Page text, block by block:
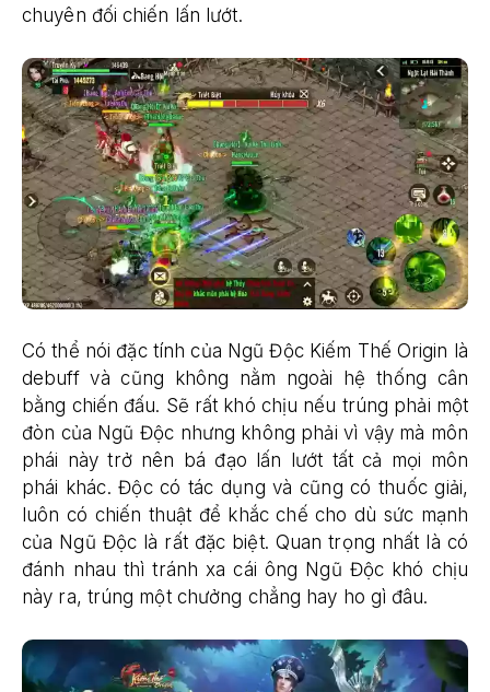
chuyên đối chiến lấn lướt.
Có thể nói đặc tính của Ngũ Độc Kiếm Thế Origin là
debuff và cũng không nằm ngoài hệ thống cân
bằng chiến đấu. Sẽ rất khó chịu nếu trúng phải một
đòn của Ngũ Độc nhưng không phải vì vậy mà môn
phái này trở nên bá đạo lấn lướt tất cả mọi môn
phái khác. Độc có tác dụng và cũng có thuốc giải,
luôn có chiến thuật để khắc chế cho dù sức mạnh
của Ngũ Độc là rất đặc biệt. Quan trọng nhất là có
đánh nhau thì tránh xa cái ông Ngũ Độc khó chịu
này ra, trúng một chưởng chẳng hay ho gì đâu.